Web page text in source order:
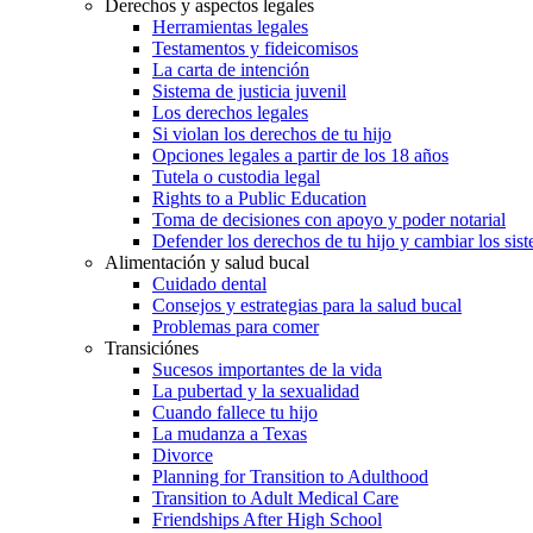
Derechos y aspectos legales
Herramientas legales
Testamentos y fideicomisos
La carta de intención
Sistema de justicia juvenil
Los derechos legales
Si violan los derechos de tu hijo
Opciones legales a partir de los 18 años
Tutela o custodia legal
Rights to a Public Education
Toma de decisiones con apoyo y poder notarial
Defender los derechos de tu hijo y cambiar los
Alimentación y salud bucal
Cuidado dental
Consejos y estrategias para la salud bucal
Problemas para comer
Transiciónes
Sucesos importantes de la vida
La pubertad y la sexualidad
Cuando fallece tu hijo
La mudanza a Texas
Divorce
Planning for Transition to Adulthood
Transition to Adult Medical Care
Friendships After High School